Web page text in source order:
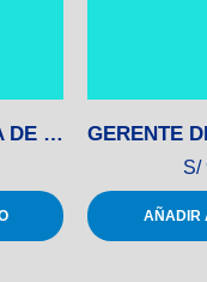
DESARROLLADOR/A DE SOFTWARE SENIOR
S/
AÑADIR